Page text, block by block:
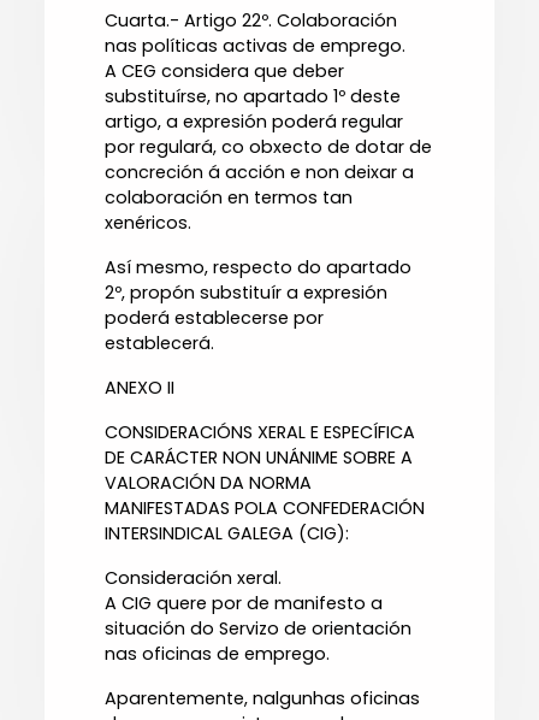
Cuarta.- Artigo 22º. Colaboración
nas políticas activas de emprego.
A CEG considera que deber
substituírse, no apartado 1º deste
artigo, a expresión poderá regular
por regulará, co obxecto de dotar de
concreción á acción e non deixar a
colaboración en termos tan
xenéricos.
Así mesmo, respecto do apartado
2º, propón substituír a expresión
poderá establecerse por
establecerá.
ANEXO II
CONSIDERACIÓNS XERAL E ESPECÍFICA
DE CARÁCTER NON UNÁNIME SOBRE A
VALORACIÓN DA NORMA
MANIFESTADAS POLA CONFEDERACIÓN
INTERSINDICAL GALEGA (CIG):
Consideración xeral.
A CIG quere por de manifesto a
situación do Servizo de orientación
nas oficinas de emprego.
Aparentemente, nalgunhas oficinas